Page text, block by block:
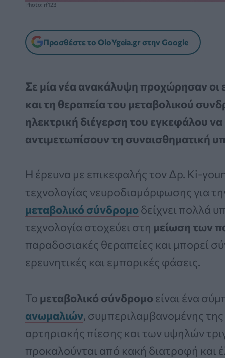
Photo: rf123
Προσθέστε το OloYgeia.gr στην Google
Σε μία νέα ανακάλυψη προχώρησαν οι
και τη θεραπεία του μεταβολικού
ηλεκτρική διέγερση του εγκεφάλου
αντιμετωπίσουν τη συναισθηματική
Η έρευνα με επικεφαλής τον Δρ. Ki-
τεχνολογίας νευροδιαμόρφωσης για
μεταβολικό σύνδρομο δείχνει πολλά
τεχνολογία στοχεύει στη μείωση των
παραδοσιακές θεραπείες και μπορεί
ερευνητικές και εμπορικές φάσεις.
Το μεταβολικό σύνδρομο είναι ένα
ανωμαλιών, συμπεριλαμβανομένης
αρτηριακής πίεσης και των υψηλών
προκαλούνται από κακή διατροφή και